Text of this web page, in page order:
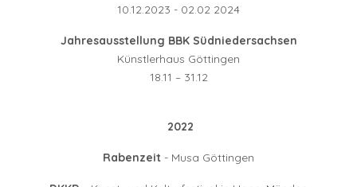
10.12.2023 - 02.02 2024
Jahresausstellung BBK Südniedersachsen
Künstlerhaus Göttingen
18.11 – 31.12
2022
Rabenzeit - Musa Göttingen